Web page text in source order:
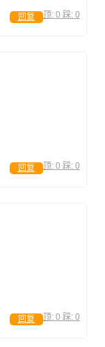
顶: 0 踩: 0
回复
顶: 0 踩: 0
回复
顶: 0 踩: 0
回复